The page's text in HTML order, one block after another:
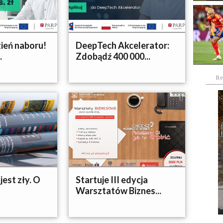
naboru!
DeepTech Akcelerator:
Zdobądź 400 000...
zły. O
Startuje III edycja
Warsztatów Biznes...